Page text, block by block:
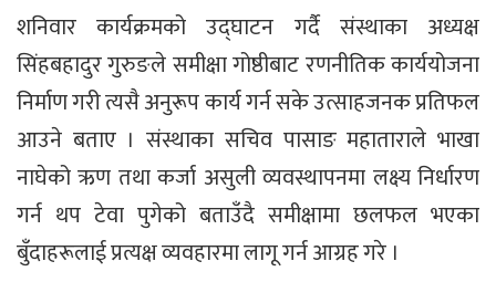
शनिवार कार्यक्रमको उद्घाटन गर्दै संस्थाका अध्यक्ष
सिंहबहादुर गुरुङले समीक्षा गोष्ठीबाट रणनीतिक कार्ययोजना
निर्माण गरी त्यसै अनुरूप कार्य गर्न सके उत्साहजनक प्रतिफल
आउने बताए । संस्थाका सचिव पासाङ महाताराले भाखा
नाघेको ऋण तथा कर्जा असुली व्यवस्थापनमा लक्ष्य निर्धारण
गर्न थप टेवा पुगेको बताउँदै समीक्षामा छलफल भएका
बुँदाहरूलाई प्रत्यक्ष व्यवहारमा लागू गर्न आग्रह गरे ।